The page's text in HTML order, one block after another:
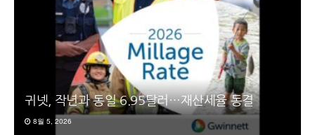
귀넷, 작년과 동일 6.95달러…재산세율 동결
8월 5, 2026